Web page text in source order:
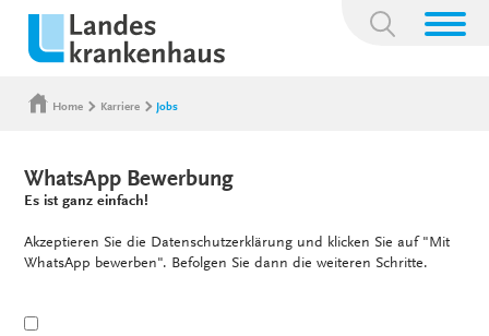
Suchbegriff:
Home Karriere Jobs
WhatsApp Bewerbung
Es ist ganz einfach!
Akzeptieren Sie die Datenschutzerklärung und klicken Sie auf "Mit
WhatsApp bewerben". Befolgen Sie dann die weiteren Schritte.